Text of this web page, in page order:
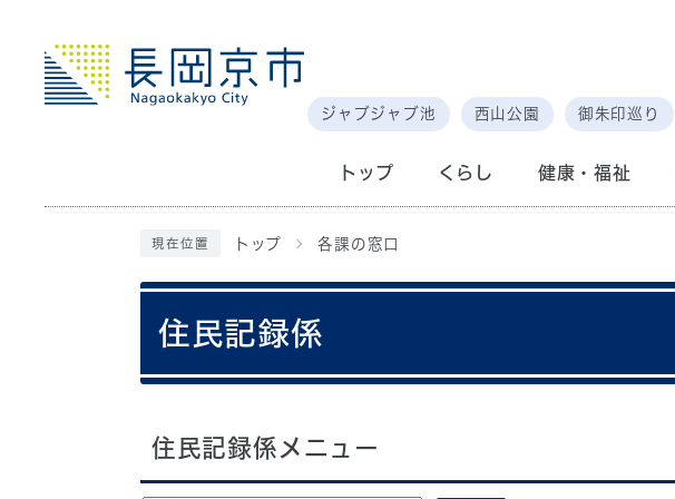
ジャブジャブ池 西山公園 御朱印巡り
トップ くらし 健康・福祉
現在位置 トップ 各課の窓口
住民記録係
住民記録係メニュー